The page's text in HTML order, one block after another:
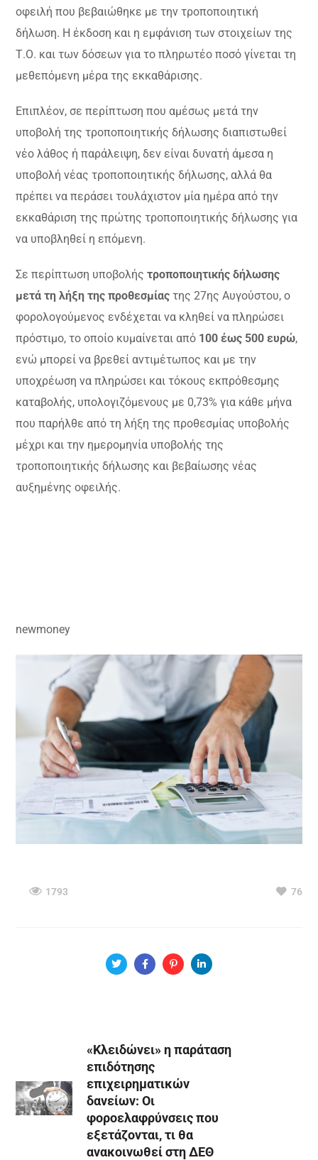
οφειλή που βεβαιώθηκε με την τροποποιητική
δήλωση. Η έκδοση και η εμφάνιση των στοιχείων της
Τ.Ο. και των δόσεων για το πληρωτέο ποσό γίνεται τη
μεθεπόμενη μέρα της εκκαθάρισης.
Επιπλέον, σε περίπτωση που αμέσως μετά την
υποβολή της τροποποιητικής δήλωσης διαπιστωθεί
νέο λάθος ή παράλειψη, δεν είναι δυνατή άμεσα η
υποβολή νέας τροποποιητικής δήλωσης, αλλά θα
πρέπει να περάσει τουλάχιστον μία ημέρα από την
εκκαθάριση της πρώτης τροποποιητικής δήλωσης για
να υποβληθεί η επόμενη.
Σε περίπτωση υποβολήςτροποποιητικής δήλωσης
μετά τη λήξη της προθεσμίας της 27ης Αυγούστου, ο
φορολογούμενος ενδέχεται να κληθεί να πληρώσει
πρόστιμο, το οποίο κυμαίνεται από 100 έως 500 ευρώ,
ενώ μπορεί να βρεθεί αντιμέτωπος και με την
υποχρέωση να πληρώσει και τόκους εκπρόθεσμης
καταβολής, υπολογιζόμενους με 0,73% για κάθε μήνα
που παρήλθε από τη λήξη της προθεσμίας υποβολής
μέχρι και την ημερομηνία υποβολής της
τροποποιητικής δήλωσης και βεβαίωσης νέας
αυξημένης οφειλής.
newmoney
1793 76
«Κλειδώνει» η παράταση
επιδότησης
επιχειρηματικών
δανείων: Οι
φοροελαφρύνσεις που
εξετάζονται, τι θα
ανακοινωθεί στη ΔΕΘ